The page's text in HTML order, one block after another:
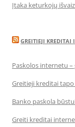
Įtaka keturkojų
GREITIEJI KREDITAI
Paskolos internetu –
Greitieji kreditai
Banko paskola
Greiti kreditai